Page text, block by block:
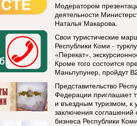
Модератором
деятельности
Наталья Макарова.
Свои туристические
Республики Коми -
«Перекат»,
Кроме того состоится
Маньпупунер, пройдут
Представительство
Федерации приглашает
и въездным туризмом, к
заключения соглашений
бизнеса Республики